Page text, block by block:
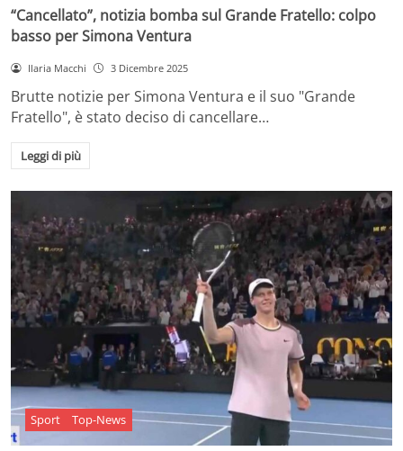
“Cancellato”, notizia bomba sul Grande Fratello: colpo
basso per Simona Ventura
Ilaria Macchi 3 Dicembre 2025
Brutte notizie per Simona Ventura e il suo "Grande
Fratello", è stato deciso di cancellare…
Leggi di più
Sport Top-News